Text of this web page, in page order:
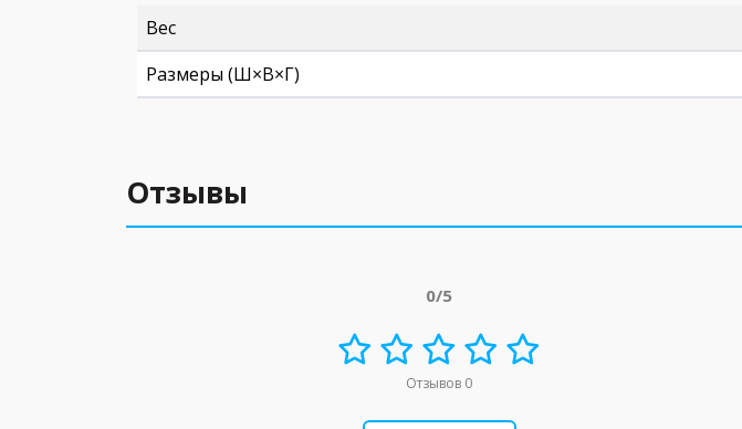
Вес
Размеры (Ш×В×Г)
Отзывы
0/5
Отзывов 0